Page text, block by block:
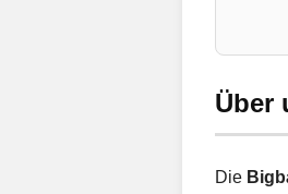
Über
Die